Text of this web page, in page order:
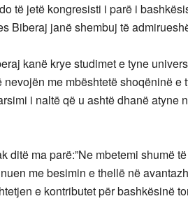
të jetë kongresisti i parë i
Biberaj janë shembuj të
kanë krye studimet e tyne
me mbështetë shoqëninë
i naltë që u ashtë dhanë atyne
ditë ma parë:”Ne mbetemi shumë
me besimin e thellë në
e kontributet për bashkësinë